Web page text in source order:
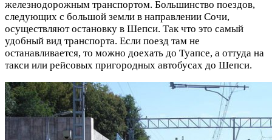
железнодорожным транспортом. Большинство поездов,
следующих с большой земли в направлении Сочи,
осуществляют остановку в Шепси. Так что это самый
удобный вид транспорта. Если поезд там не
останавливается, то можно доехать до Туапсе, а оттуда на
такси или рейсовых пригородных автобусах до Шепси.